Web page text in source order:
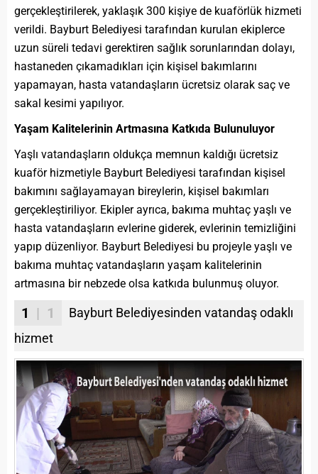
gerçekleştirilerek, yaklaşık 300 kişiye de kuaförlük hizmeti
verildi. Bayburt Belediyesi tarafından kurulan ekiplerce
uzun süreli tedavi gerektiren sağlık sorunlarından dolayı,
hastaneden çıkamadıkları için kişisel bakımlarını
yapamayan, hasta vatandaşların ücretsiz olarak saç ve
sakal kesimi yapılıyor.
Yaşam Kalitelerinin Artmasına Katkıda Bulunuluyor
Yaşlı vatandaşların oldukça memnun kaldığı ücretsiz
kuaför hizmetiyle Bayburt Belediyesi tarafından kişisel
bakımını sağlayamayan bireylerin, kişisel bakımları
gerçekleştiriliyor. Ekipler ayrıca, bakıma muhtaç yaşlı ve
hasta vatandaşların evlerine giderek, evlerinin temizliğini
yapıp düzenliyor. Bayburt Belediyesi bu projeyle yaşlı ve
bakıma muhtaç vatandaşların yaşam kalitelerinin
artmasına bir nebzede olsa katkıda bulunmuş oluyor.
1 | 1
Bayburt Belediyesinden vatandaş odaklı
hizmet